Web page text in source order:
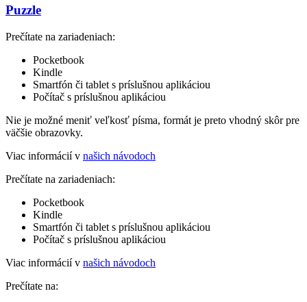
Puzzle
Prečítate na zariadeniach:
Pocketbook
Kindle
Smartfón či tablet s príslušnou aplikáciou
Počítač s príslušnou aplikáciou
Nie je možné meniť veľkosť písma, formát je preto vhodný skôr pre
väčšie obrazovky.
Viac informácií v našich návodoch
Prečítate na zariadeniach:
Pocketbook
Kindle
Smartfón či tablet s príslušnou aplikáciou
Počítač s príslušnou aplikáciou
Viac informácií v našich návodoch
Prečítate na: